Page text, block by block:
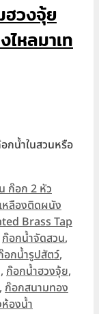
ฮวงจุ้ย
ไหลมาเท
กน้ำในสวนหรือ
ก๊อก 2 หัว
หลืองติดผนัง
Brass Tap
ก๊อกน้ำจัดสวน,
อกน้ำรูปสัตว์,
, ก๊อกน้ำฮวงจุ้ย,
, ก๊อกสนามทอง
องน้ำ